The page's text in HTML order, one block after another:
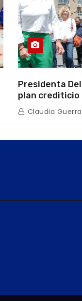
Presidenta
plan crediticio
directo en
de Condominio
Claudia